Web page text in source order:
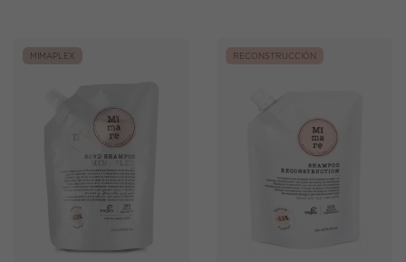
MIMAPLEX RECONSTRUCCIÓN